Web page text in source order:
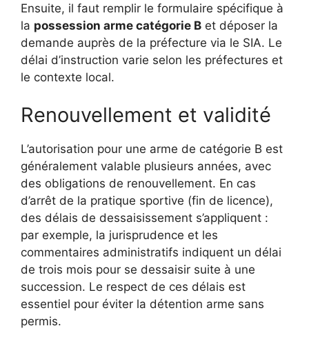
Ensuite, il faut remplir le formulaire spécifique à
la possession arme catégorie B et déposer la
demande auprès de la préfecture via le SIA. Le
délai d’instruction varie selon les préfectures et
le contexte local.
Renouvellement et validité
L’autorisation pour une arme de catégorie B est
généralement valable plusieurs années, avec
des obligations de renouvellement. En cas
d’arrêt de la pratique sportive (fin de licence),
des délais de dessaisissement s’appliquent :
par exemple, la jurisprudence et les
commentaires administratifs indiquent un délai
de trois mois pour se dessaisir suite à une
succession. Le respect de ces délais est
essentiel pour éviter la détention arme sans
permis.